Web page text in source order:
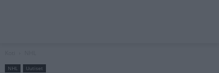
NHL Uutiset